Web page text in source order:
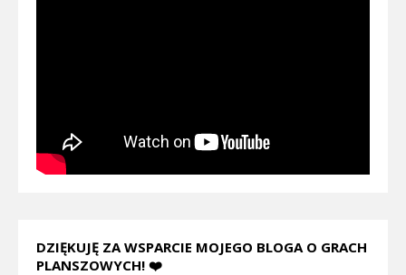
DZIĘKUJĘ ZA WSPARCIE MOJEGO BLOGA O GRACH
PLANSZOWYCH! ❤️